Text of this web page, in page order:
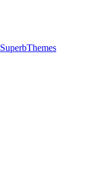
SuperbThemes